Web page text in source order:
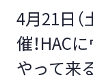
4月21日
催！HAC
やって来